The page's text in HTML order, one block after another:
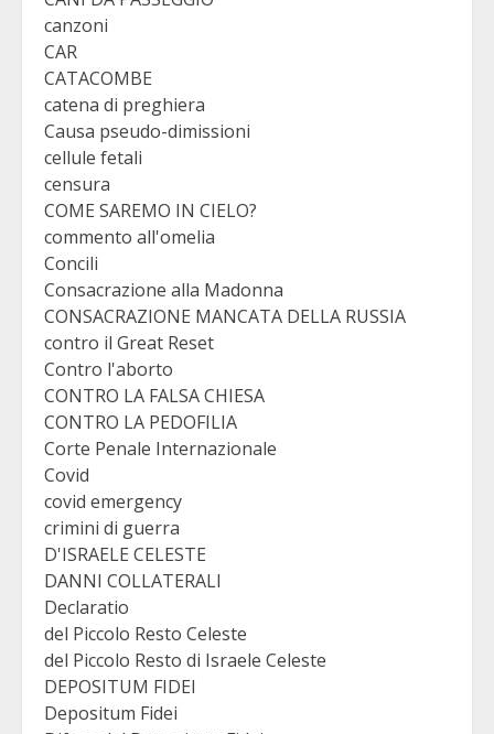
canzoni
CAR
CATACOMBE
catena di preghiera
Causa pseudo-dimissioni
cellule fetali
censura
COME SAREMO IN CIELO?
commento all'omelia
Concili
Consacrazione alla Madonna
CONSACRAZIONE MANCATA DELLA RUSSIA
contro il Great Reset
Contro l'aborto
CONTRO LA FALSA CHIESA
CONTRO LA PEDOFILIA
Corte Penale Internazionale
Covid
covid emergency
crimini di guerra
D'ISRAELE CELESTE
DANNI COLLATERALI
Declaratio
del Piccolo Resto Celeste
del Piccolo Resto di Israele Celeste
DEPOSITUM FIDEI
Depositum Fidei